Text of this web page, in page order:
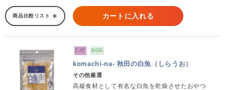
商品比較リスト カートに入れる
CAT DOG
komachi-na- 秋田の白魚（しらうお）
その他厳選
高級食材として有名な白魚を乾燥させたおやつ